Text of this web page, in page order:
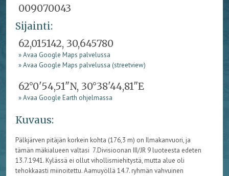
009070043
Sijainti:
62,015142, 30,645780
» Avaa Google Maps palvelussa
» Avaa Google Maps palvelussa (streetview)
62°0'54,51"N, 30°38'44,81"E
» Avaa Google Earth ohjelmassa
Kuvaus:
Pälkjärven pitäjän korkein kohta (176,3 m) on Ilmakanvuori, ja
tämän mäkialueen valtasi 7.Divisioonan III/JR 9 luoteesta edeten
13.7.1941. Kylässä ei ollut vihollismiehitystä, mutta alue oli
tehokkaasti miinoitettu. Aamuyöllä 14.7. ryhmän vahvuinen